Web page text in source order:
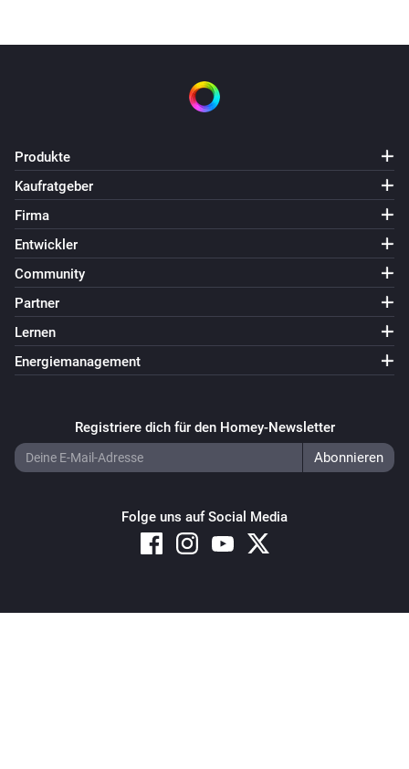
Produkte
Kaufratgeber
Firma
Entwickler
Community
Partner
Lernen
Energiemanagement
Registriere dich für den Homey-Newsletter
Folge uns auf Social Media